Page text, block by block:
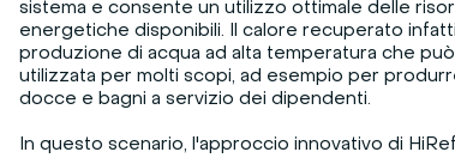
sistema e consente un utilizzo ottimale delle
energetiche disponibili. Il calore recuperato
produzione di acqua ad alta temperatura che
utilizzata per molti scopi, ad esempio per
docce e bagni a servizio dei dipendenti.
In questo scenario, l'approccio innovativo di